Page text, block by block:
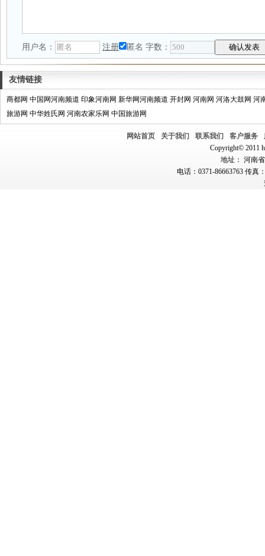
用户名： 注册 匿名 字数：
友情链接
商都网 中国网河南频道 印象河南网 新华网河南频道 开封网 河南网 河洛大鼓网 河
旅游网 中华姓氏网 河南农家乐网 中国旅游网
网站首页 关于我们 联系我们 客户服务
Copyright© 2011
地址： 河南
电话：0371-86663763 传真